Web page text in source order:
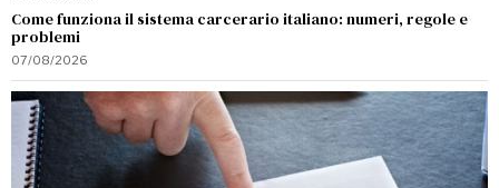
Come funziona il sistema carcerario italiano: numeri, regole e
problemi
07/08/2026